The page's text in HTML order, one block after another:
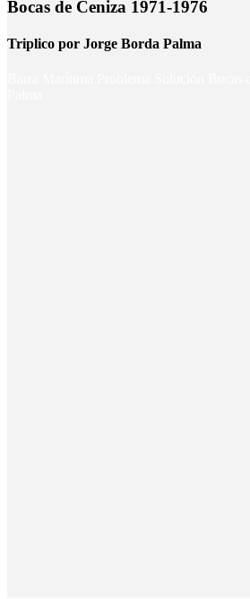
Bocas de Ceniza 1971-1976
Triplico por Jorge Borda Palma